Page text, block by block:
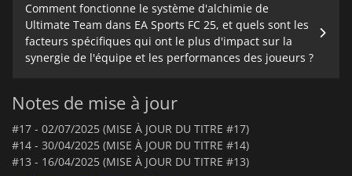
Comment fonctionne le système d'alchimie de
Ultimate Team dans EA Sports FC 25, et quels sont les
facteurs spécifiques qui ont le plus d'impact sur la
synergie de l'équipe et les performances des joueurs ?
Notes de mise à jour
#17 - 02/07/2025 (MISE À JOUR DU TITRE #17)
#14 - 30/04/2025 (MISE À JOUR DU TITRE #14)
#13 - 16/04/2025 (MISE À JOUR DU TITRE #13)